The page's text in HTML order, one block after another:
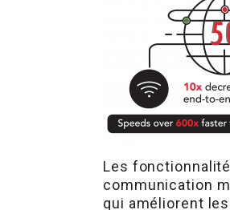
Les
communication
qui améliorent